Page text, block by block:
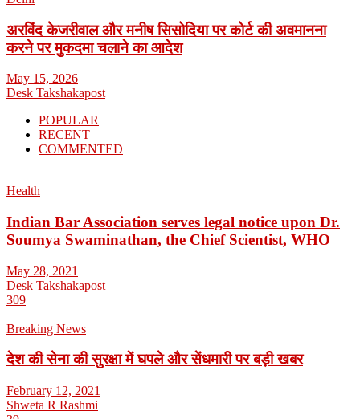
अरविंद केजरीवाल और मनीष सिसोदिया पर कोर्ट की अवमानना
करने पर मुकदमा चलाने का आदेश
May 15, 2026
Desk Takshakapost
POPULAR
RECENT
COMMENTED
Health
Indian Bar Association serves legal notice upon Dr.
Soumya Swaminathan, the Chief Scientist, WHO
May 28, 2021
Desk Takshakapost
309
Breaking News
देश की सेना की सुरक्षा में घपले और सेंधमारी पर बड़ी खबर
February 12, 2021
Shweta R Rashmi